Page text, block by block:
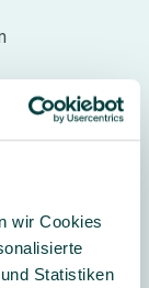
wir Cookies
Statistiken